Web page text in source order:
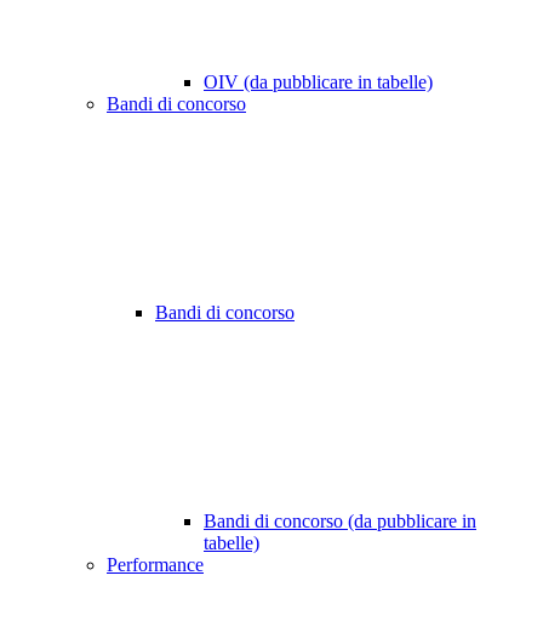
OIV (da pubblicare in tabelle)
Bandi di concorso
Bandi di concorso
Bandi di concorso (da pubblicare in
tabelle)
Performance